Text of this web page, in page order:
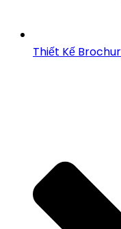
Thiết Kế